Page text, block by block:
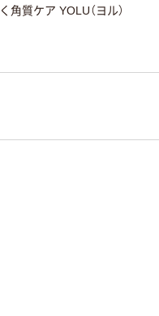
質ケア YOLU（ヨル）